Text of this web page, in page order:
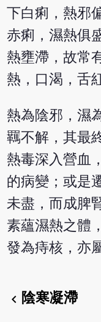
下白痢，熱邪
赤痢，濕熱俱
熱壅滯，故常
熱，口渴，舌
熱為陰邪，濕
羈不解，其最
熱毒深入營血
的病變；或是
未盡，而成脾
素蘊濕熱之體
發為痔核，亦
chevron_left 陰寒凝滯